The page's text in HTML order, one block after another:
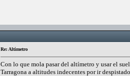
Re: Altimetro
Con lo que mola pasar del altímetro y usar el
Tarragona a altitudes indecentes por ir